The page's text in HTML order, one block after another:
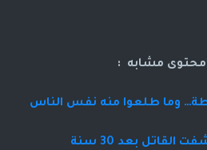
مشابه :
وما طلعوا منه نفس الناس
القاتل بعد 30 سنة